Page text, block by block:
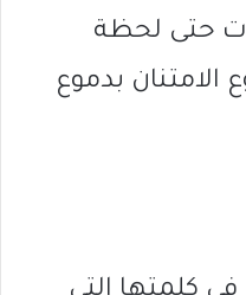
حتى لحظة
الامتنان بدموع